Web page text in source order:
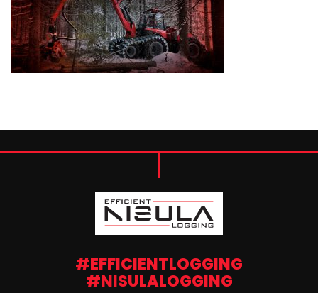
#EFFICIENTLOGGING
#NISULALOGGING